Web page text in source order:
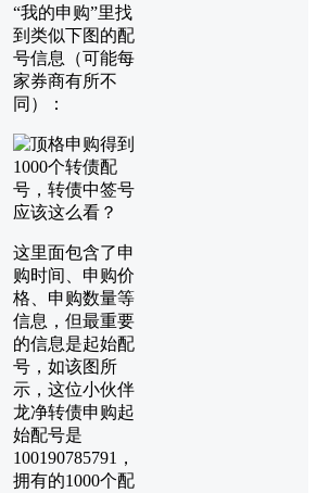
“我的申购”里找
到类似下图的配
号信息（可能每
家券商有所不
同）：
这里面包含了申
购时间、申购价
格、申购数量等
信息，但最重要
的信息是起始配
号，如该图所
示，这位小伙伴
龙净转债申购起
始配号是
100190785791，
拥有的1000个配